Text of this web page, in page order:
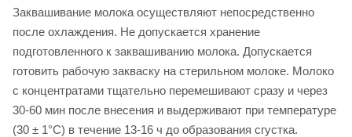
Заквашивание молока осуществляют непосредственно
после охлаждения. Не допускается хранение
подготовленного к заквашиванию молока. Допускается
готовить рабочую закваску на стерильном молоке. Молоко
с концентратами тщательно перемешивают сразу и через
30-60 мин после внесения и выдерживают при температуре
(30 ± 1°С) в течение 13-16 ч до образования сгустка.